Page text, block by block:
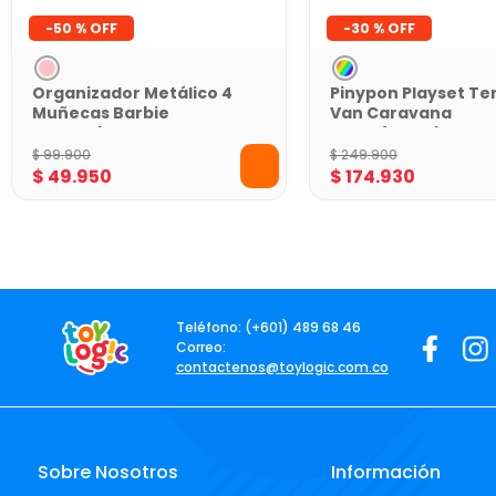
-50 %
Organizador Metálico 4
Muñecas Barbie
Wardrobe Estuche de
Colección
$99.900
$ 49.950
-30 %
Pinypon Playset
Van Caravana
Transformable con
Accesorios
$249.900
$174.930
Teléfono: (+601) 489 68 46
Correo:
contactenos@toylogic.com.co
Sobre Nosotros Información